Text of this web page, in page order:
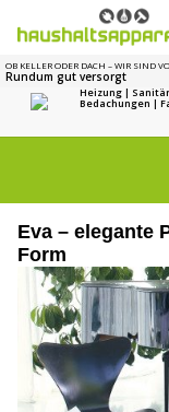
Eva – elegante
Form